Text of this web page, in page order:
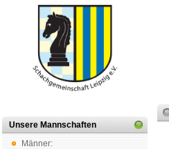
Unsere Mannschaften
Männer: